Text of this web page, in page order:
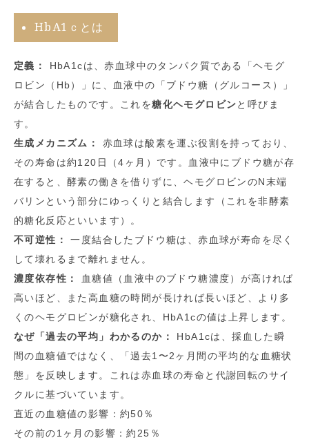
HbA1ｃとは
定義：
HbA1cは、赤血球中のタンパク質である「ヘモグ
ロビン（Hb）」に、血液中の「ブドウ糖（グルコース）」
が結合したものです。これを糖化ヘモグロビンと呼びま
す。
生成メカニズム：
赤血球は酸素を運ぶ役割を持っており、
その寿命は約120日（4ヶ月）です。血液中にブドウ糖が存
在すると、酵素の働きを借りずに、ヘモグロビンのN末端
バリンという部分にゆっくりと結合します（これを非酵素
的糖化反応といいます）。
不可逆性：
一度結合したブドウ糖は、赤血球が寿命を尽く
して壊れるまで離れません。
濃度依存性：
血糖値（血液中のブドウ糖濃度）が高ければ
高いほど、また高血糖の時間が長ければ長いほど、より多
くのヘモグロビンが糖化され、HbA1cの値は上昇します。
なぜ「過去の平均」わかるのか：
HbA1cは、採血した瞬
間の血糖値ではなく、「過去1〜2ヶ月間の平均的な血糖状
態」を反映します。これは赤血球の寿命と代謝回転のサイ
クルに基づいています。
直近の血糖値の影響：約50％
その前の1ヶ月の影響：約25％